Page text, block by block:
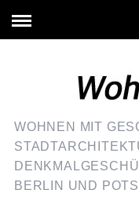
WOHNEN MIT
BERLIN UND